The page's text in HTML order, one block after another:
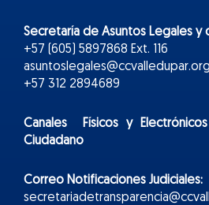
Secretaría de Asuntos Legales y
+57 (605) 5897868 Ext. 116
+57 312 2894689
Canales Físicos yElectrónicos
Ciudadano
Correo Notificaciones Judiciales: